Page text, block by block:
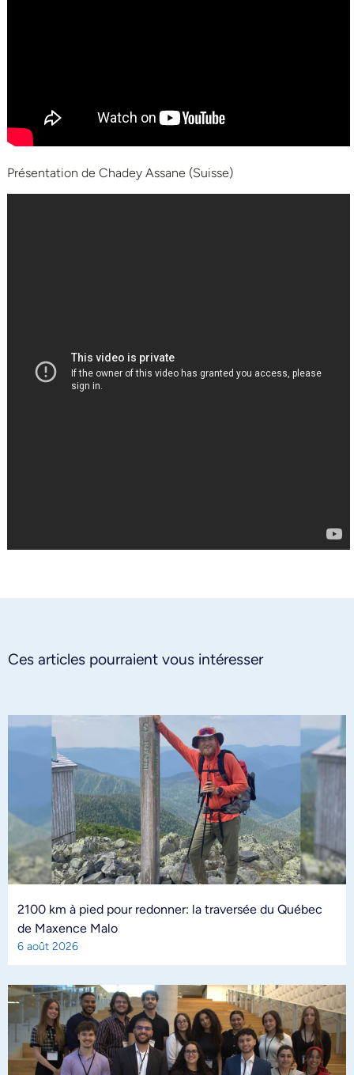
Présentation de Chadey Assane (Suisse)
Ces articles pourraient vous intéresser
2100 km à pied pour redonner: la traversée du Québec
de Maxence Malo
6 août 2026